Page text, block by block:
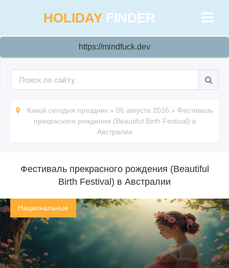
HOLIDAY FINDER
https://mindfuck.dev
Какой сегодня праздник » 06 августа 2026 » Фестиваль
прекрасного рождения (Beautiful Birth Festival) в
Австралии
Фестиваль прекрасного рождения (Beautiful
Birth Festival) в Австралии
Национальные